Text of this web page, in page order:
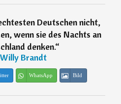
Deutschen nicht,
wenn sie des Nachts an
denken.“
Willy Brandt
WhatsApp Bild